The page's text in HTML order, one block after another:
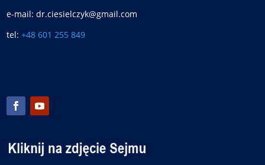
e-mail: dr.ciesielczyk@gmail.com
tel:+48 601 255 849